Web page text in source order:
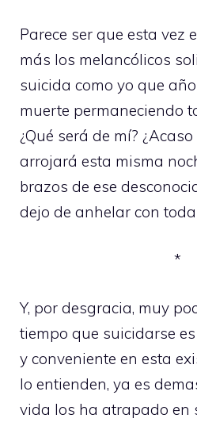
Parece ser que esta vez
más los melancólicos
suicida como yo que
muerte permaneciendo
¿Qué será de mí?
arrojará esta misma
brazos de ese
dejo de anhelar con
*
Y, por desgracia, muy
tiempo que suicidarse
y conveniente en esta
lo entienden, ya es
vida los ha atrapado en